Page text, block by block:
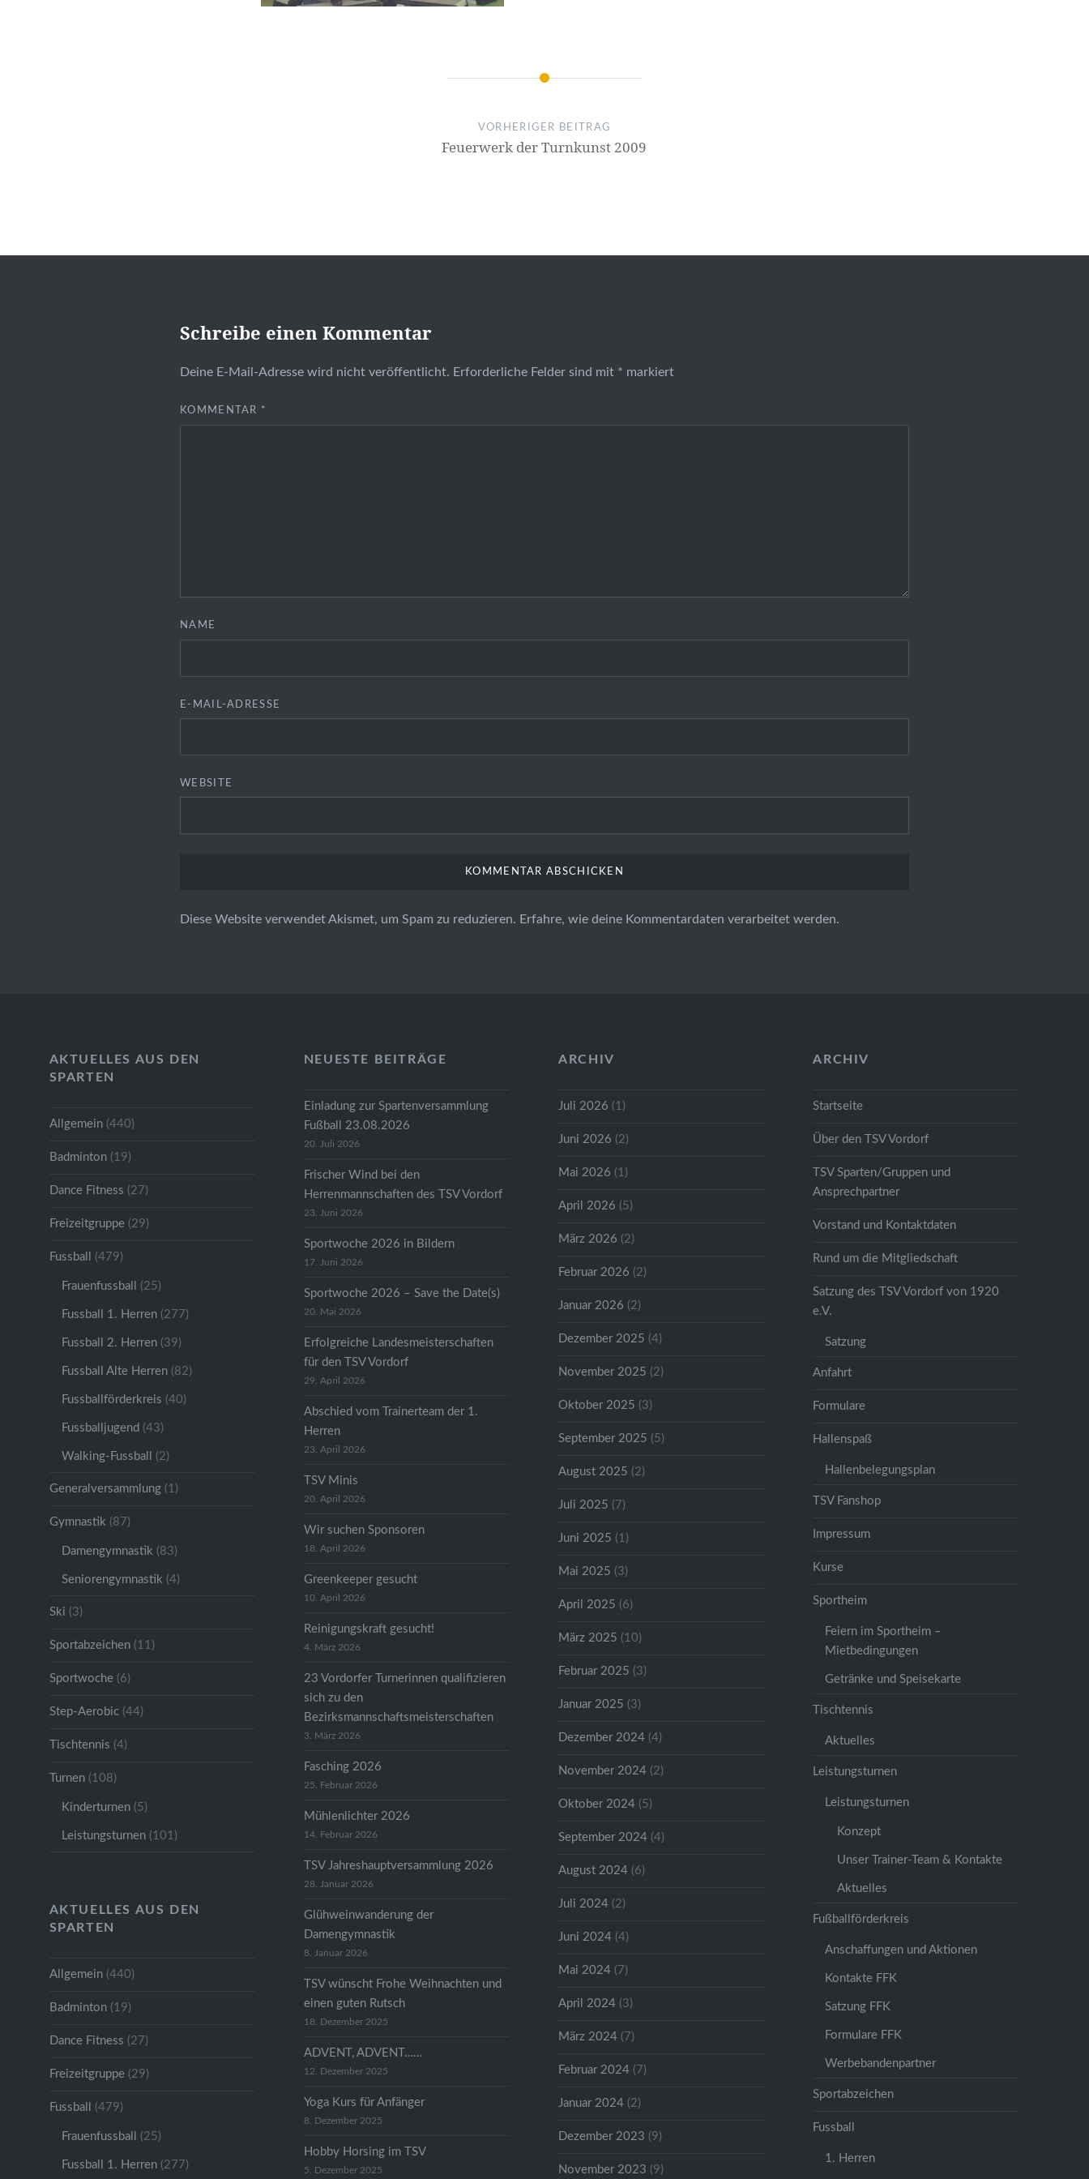
VORHERIGER BEITRAG
Feuerwerk der Turnkunst 2009
Schreibe einen Kommentar
Deine E-Mail-Adresse wird nicht veröffentlicht. Erforderliche Felder sind mit * markiert
KOMMENTAR *
NAME
E-MAIL-ADRESSE
WEBSITE
Diese Website verwendet Akismet, um Spam zu reduzieren. Erfahre, wie deine Kommentardaten verarbeitet werden.
AKTUELLES AUS DEN
SPARTEN
Allgemein(440)
Badminton(19)
Dance Fitness (27)
Freizeitgruppe(29)
Fussball (479)
Frauenfussball (25)
Fussball 1. Herren(277)
Fussball 2. Herren(39)
Fussball Alte Herren(82)
Fussballförderkreis (40)
Fussballjugend (43)
Walking-Fussball (2)
Generalversammlung(1)
Gymnastik (87)
Damengymnastik (83)
Seniorengymnastik (4)
Ski (3)
Sportabzeichen(11)
Sportwoche(6)
Step-Aerobic(44)
Tischtennis (4)
Turnen(108)
Kinderturnen(5)
Leistungsturnen(101)
NEUESTE BEITRÄGE
Einladung zur Spartenversammlung
Fußball 23.08.2026
20. Juli 2026
Frischer Wind bei den
Herrenmannschaften des TSV Vordorf
23. Juni 2026
Sportwoche 2026 in Bildern
17. Juni 2026
Sportwoche 2026 – Save the Date(s)
20. Mai 2026
Erfolgreiche Landesmeisterschaften
für den TSV Vordorf
29. April 2026
Abschied vom Trainerteam der 1.
Herren
23. April 2026
TSV Minis
20. April 2026
Wir suchen Sponsoren
18. April 2026
Greenkeeper gesucht
10. April 2026
Reinigungskraft gesucht!
4. März 2026
23 Vordorfer Turnerinnen qualifizieren
sich zu den
Bezirksmannschaftsmeisterschaften
3. März 2026
Fasching 2026
25. Februar 2026
Mühlenlichter 2026
14. Februar 2026
TSV Jahreshauptversammlung 2026
28. Januar 2026
Glühweinwanderung der
Damengymnastik
8. Januar 2026
TSV wünscht Frohe Weihnachten und
einen guten Rutsch
18. Dezember 2025
ADVENT, ADVENT……
12. Dezember 2025
Yoga Kurs für Anfänger
8. Dezember 2025
Hobby Horsing im TSV
5. Dezember 2025
ARCHIV
Juli 2026 (1)
Juni 2026 (2)
Mai 2026 (1)
April 2026 (5)
März 2026 (2)
Februar 2026 (2)
Januar 2026 (2)
Dezember 2025 (4)
November 2025 (2)
Oktober 2025 (3)
September 2025 (5)
August 2025 (2)
Juli 2025 (7)
Juni 2025 (1)
Mai 2025 (3)
April 2025 (6)
März 2025 (10)
Februar 2025 (3)
Januar 2025 (3)
Dezember 2024 (4)
November 2024 (2)
Oktober 2024 (5)
September 2024 (4)
August 2024 (6)
Juli 2024 (2)
Juni 2024 (4)
Mai 2024 (7)
April 2024 (3)
März 2024 (7)
Februar 2024 (7)
Januar 2024 (2)
Dezember 2023 (9)
November 2023 (9)
ARCHIV
Startseite
Über den TSV Vordorf
TSV Sparten/Gruppen und
Ansprechpartner
Vorstand und Kontaktdaten
Rund um die Mitgliedschaft
Satzung des TSV Vordorf von 1920
e.V.
Satzung
Anfahrt
Formulare
Hallenspaß
Hallenbelegungsplan
TSV Fanshop
Impressum
Kurse
Sportheim
Feiern im Sportheim –
Mietbedingungen
Getränke und Speisekarte
Tischtennis
Aktuelles
Leistungsturnen
Leistungsturnen
Konzept
Unser Trainer-Team & Kontakte
Aktuelles
Fußballförderkreis
Anschaffungen und Aktionen
Kontakte FFK
Satzung FFK
Formulare FFK
Werbebandenpartner
Sportabzeichen
Fussball
1. Herren
AKTUELLES AUS DEN
SPARTEN
Allgemein(440)
Badminton(19)
Dance Fitness (27)
Freizeitgruppe(29)
Fussball (479)
Frauenfussball (25)
Fussball 1. Herren(277)